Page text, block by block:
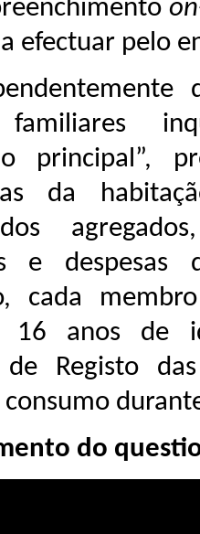
efectuar pelo
familiares
principal”,
da
e despesas
cada
16 anos de
de Registo
consumo
do